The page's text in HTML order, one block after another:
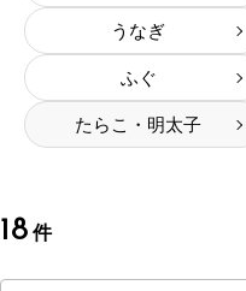
うなぎ
ふぐ
たらこ・明太子
18 件